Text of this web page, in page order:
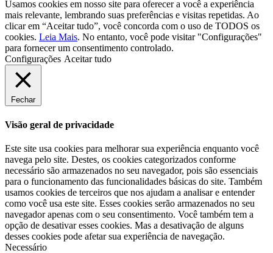
Usamos cookies em nosso site para oferecer a você a experiência
mais relevante, lembrando suas preferências e visitas repetidas. Ao
clicar em “Aceitar tudo”, você concorda com o uso de TODOS os
cookies. Leia Mais. No entanto, você pode visitar "Configurações"
para fornecer um consentimento controlado.
Configurações Aceitar tudo
Fechar
Visão geral de privacidade
Este site usa cookies para melhorar sua experiência enquanto você
navega pelo site. Destes, os cookies categorizados conforme
necessário são armazenados no seu navegador, pois são essenciais
para o funcionamento das funcionalidades básicas do site. Também
usamos cookies de terceiros que nos ajudam a analisar e entender
como você usa este site. Esses cookies serão armazenados no seu
navegador apenas com o seu consentimento. Você também tem a
opção de desativar esses cookies. Mas a desativação de alguns
desses cookies pode afetar sua experiência de navegação.
Necessário